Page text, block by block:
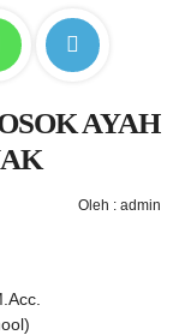
AYAH
Oleh : admin